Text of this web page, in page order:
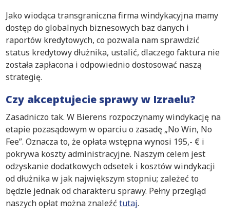
Jako wiodąca transgraniczna firma windykacyjna mamy
dostęp do globalnych biznesowych baz danych i
raportów kredytowych, co pozwala nam sprawdzić
status kredytowy dłużnika, ustalić, dlaczego faktura nie
została zapłacona i odpowiednio dostosować naszą
strategię.
Czy akceptujecie sprawy w Izraelu?
Zasadniczo tak. W Bierens rozpoczynamy windykację na
etapie pozasądowym w oparciu o zasadę „No Win, No
Fee”. Oznacza to, że opłata wstępna wynosi 195,- € i
pokrywa koszty administracyjne. Naszym celem jest
odzyskanie dodatkowych odsetek i kosztów windykacji
od dłużnika w jak największym stopniu; zależeć to
będzie jednak od charakteru sprawy. Pełny przegląd
naszych opłat można znaleźć tutaj.